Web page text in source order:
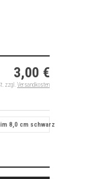
3,00 €
zzgl. Versandkosten
8,0 cm schwarz